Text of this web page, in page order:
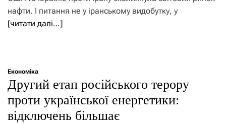
нафти. І питання не у іранському видобутку, у
[читати далі…]
Економіка
Другий етап російського терору
проти української енергетики:
відключень більшає